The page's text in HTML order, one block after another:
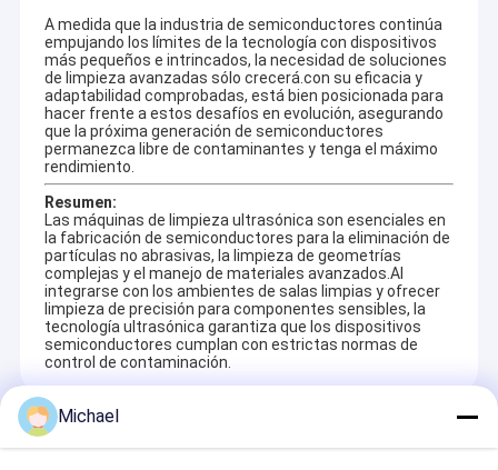
A medida que la industria de semiconductores continúa
empujando los límites de la tecnología con dispositivos
más pequeños e intrincados, la necesidad de soluciones
de limpieza avanzadas sólo crecerá.con su eficacia y
adaptabilidad comprobadas, está bien posicionada para
hacer frente a estos desafíos en evolución, asegurando
que la próxima generación de semiconductores
permanezca libre de contaminantes y tenga el máximo
rendimiento.
Resumen:
Las máquinas de limpieza ultrasónica son esenciales en
la fabricación de semiconductores para la eliminación de
partículas no abrasivas, la limpieza de geometrías
complejas y el manejo de materiales avanzados.Al
integrarse con los ambientes de salas limpias y ofrecer
limpieza de precisión para componentes sensibles, la
tecnología ultrasónica garantiza que los dispositivos
semiconductores cumplan con estrictas normas de
control de contaminación.
Recommended Products
Michael